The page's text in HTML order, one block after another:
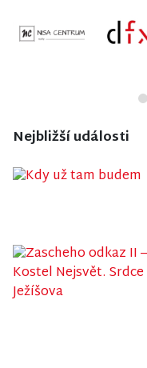
Nejbližší události